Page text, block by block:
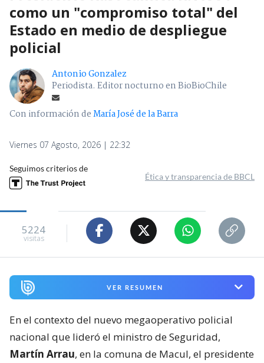
como un "compromiso total" del
Estado en medio de despliegue
policial
Antonio Gonzalez
Periodista. Editor nocturno en BioBioChile
Con información deMaría José de la Barra
Viernes 07 Agosto, 2026 | 22:32
Seguimos criterios de
Ética y transparencia de BBCL
5224
visitas
VER RESUMEN
En el contexto del nuevo megaoperativo policial
nacional que lideró el ministro de Seguridad,
Martín Arrau, en la comuna de Macul, el presidente